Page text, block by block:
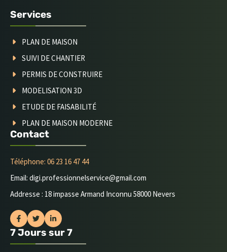
Services
PLAN DE MAISON
SUIVI DE CHANTIER
PERMIS DE CONSTRUIRE
MODELISATION 3D
ETUDE DE FAISABILITÉ
PLAN DE MAISON MODERNE
Contact
Téléphone: 06 23 16 47 44
Email: digi.professionnelservice@gmail.com
Addresse : 18 impasse Armand Inconnu 58000 Nevers
7 Jours sur 7